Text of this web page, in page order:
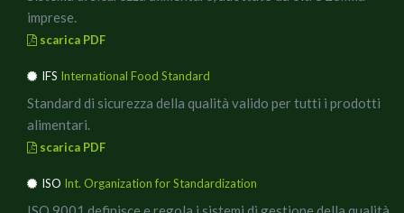
imprese.
scarica PDF
IFS International Food Standard
Standard di sicurezza della qualità valido per tutti i prodotti
alimentari.
scarica PDF
ISO Int. Organization for Standardization